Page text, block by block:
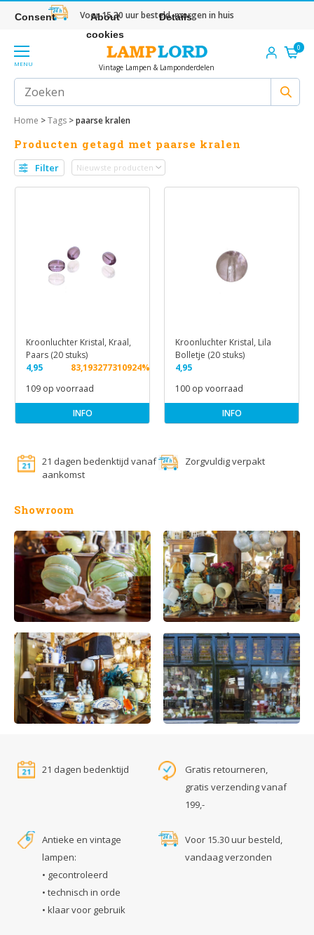
Voor 15.30 uur besteld, morgen in huis
MENU Vintage Lampen & Lamponderdelen
0
Home >Tags >paarse kralen
Producten getagd met paarse kralen
Filter
Kroonluchter Kristal, Kraal,
Paars (20 stuks)
4,95
83,193277310924%
109 op voorraad
INFO
Kroonluchter Kristal, Lila
Bolletje (20 stuks)
4,95
100 op voorraad
INFO
21 dagen bedenktijd vanaf
aankomst
Zorgvuldig verpakt
Showroom
21 dagen bedenktijd
Gratis retourneren,
gratis verzending vanaf
199,-
Antieke en vintage
lampen:
• gecontroleerd
• technisch in orde
• klaar voor gebruik
Voor 15.30 uur besteld,
vandaag verzonden
Consent
About
cookies
Details